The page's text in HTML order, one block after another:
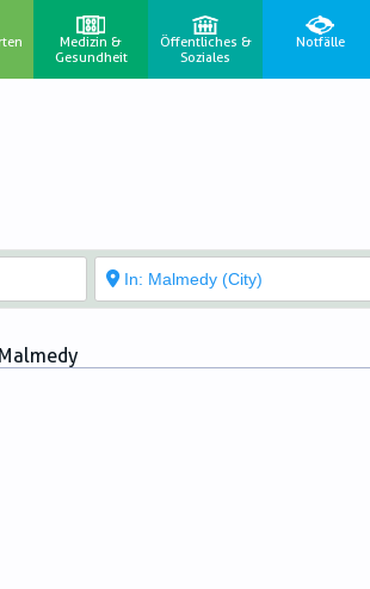
Medizin &
Gesundheit
Öffentliches &
Soziales
Notfälle